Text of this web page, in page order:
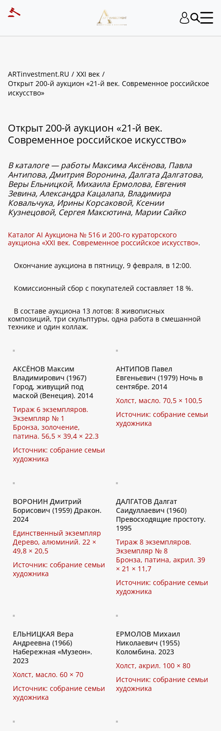
ARTinvestment.RU
XXI век
Открыт 200-й аукцион «21-й век. Современное российское
искусство»
Открыт 200-й аукцион «21-й век.
Современное российское искусство»
В каталоге — работы Максима Аксёнова, Павла
Антипова, Дмитрия Воронина, Далгата Далгатова,
Веры Ельницкой, Михаила Ермолова, Евгения
Зевина, Александра Кацалапа, Владимира
Ковальчука, Ирины Корсаковой, Ксении
Кузнецовой, Сергея Максютина, Марии Сайко
Каталог AI Аукциона № 516 и 200-го кураторского
аукциона «XXI век. Современное российское искусство».
Окончание аукциона в пятницу, 9 февраля, в 12:00.
Комиссионный сбор с покупателей составляет 18 %.
В составе аукциона 13 лотов: 8 живописных
композиций, три скульптуры, одна работа в смешанной
технике и один коллаж.
АКСЁНОВ Максим
Владимирович (1967)
Город, живущий под
маской (Венеция). 2014
Тираж 6 экземпляров.
Экземпляр № 1
Бронза, золочение,
патина. 56,5 × 39,4 × 22.3
Источник: собрание семьи
художника
АНТИПОВ Павел
Евгеньевич (1979) Ночь в
сентябре. 2014
Холст, масло. 70,5 × 100,5
Источник: собрание семьи
художника
ВОРОНИН Дмитрий
Борисович (1959) Дракон.
2024
Единственный экземпляр
Дерево, алюминий. 22 ×
49,8 × 20,5
Источник: собрание семьи
художника
ДАЛГАТОВ Далгат
Саидуллаевич (1960)
Превосходящие простоту.
1995
Тираж 8 экземпляров.
Экземпляр № 8
Бронза, патина, акрил. 39
× 21 × 11,7
Источник: собрание семьи
художника
ЕЛЬНИЦКАЯ Вера
Андреевна (1966)
Набережная «Музеон».
2023
Холст, масло. 60 × 70
Источник: собрание семьи
художника
ЕРМОЛОВ Михаил
Николаевич (1955)
Коломбина. 2023
Холст, акрил. 100 × 80
Источник: собрание семьи
художника